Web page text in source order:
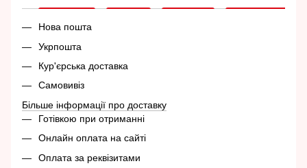
Нова пошта
Укрпошта
Кур'єрська доставка
Самовивіз
Більше інформації про доставку
Готівкою при отриманні
Онлайн оплата на сайті
Оплата за реквізитами